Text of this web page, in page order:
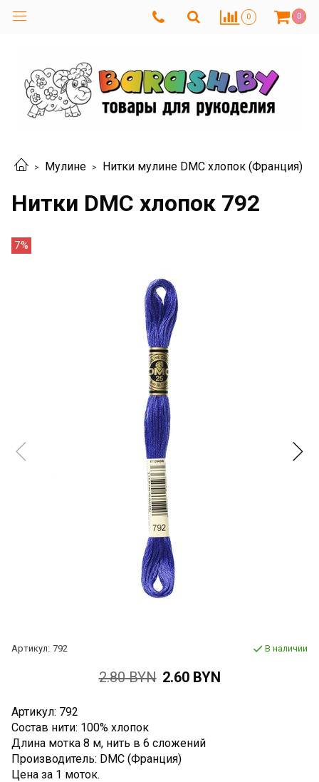
0 0
Мулине Нитки мулине DMC хлопок (Франция)
Нитки DMC хлопок 792
7%
Артикул: 792 В наличии
2.80 BYN 2.60 BYN
Артикул: 792
Состав нити: 100% хлопок
Длина мотка 8 м, нить в 6 сложений
Производитель: DMC (Франция)
Цена за 1 моток.